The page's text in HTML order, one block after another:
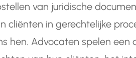
van juridische
cliënten in gerechtelijke
hen. Advocaten spelen een